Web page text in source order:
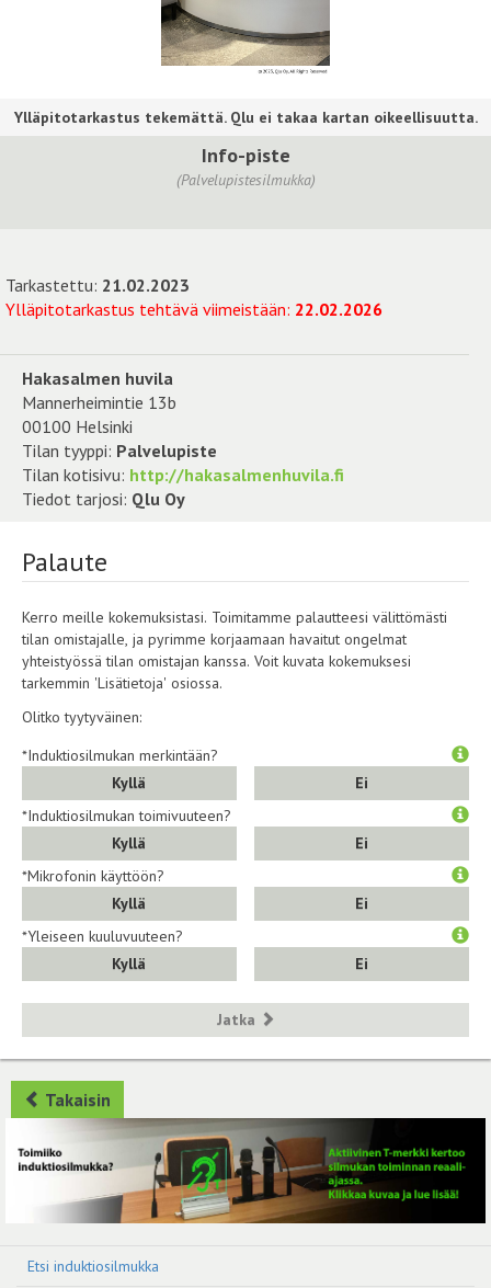
Info-piste
(Palvelupistesilmukka)
Tarkastettu: 21.02.2023
Ylläpitotarkastus tehtävä viimeistään: 22.02.2026
Hakasalmen huvila
Mannerheimintie 13b
00100 Helsinki
Tilan tyyppi: Palvelupiste
Tilan kotisivu: http://hakasalmenhuvila.fi
Tiedot tarjosi: Qlu Oy
Palaute
Kerro meille kokemuksistasi. Toimitamme palautteesi välittömästi
tilan omistajalle, ja pyrimme korjaamaan havaitut ongelmat
yhteistyössä tilan omistajan kanssa. Voit kuvata kokemuksesi
tarkemmin 'Lisätietoja' osiossa.
Olitko tyytyväinen:
*Induktiosilmukan merkintään?
Kyllä
Ei
*Induktiosilmukan toimivuuteen?
Kyllä
Ei
*Mikrofonin käyttöön?
Kyllä
Ei
*Yleiseen kuuluvuuteen?
Kyllä
Ei
Jatka
Takaisin
Etsi induktiosilmukka